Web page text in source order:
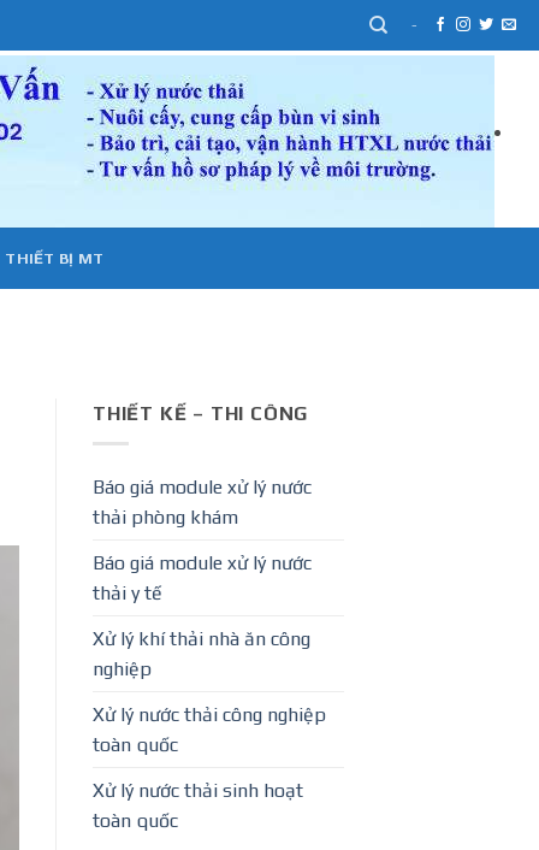
-
THIẾT BỊ MT
THIẾT KẾ – THI CÔNG
Báo giá module xử lý nước
thải phòng khám
Báo giá module xử lý nước
thải y tế
Xử lý khí thải nhà ăn công
nghiệp
Xử lý nước thải công nghiệp
toàn quốc
Xử lý nước thải sinh hoạt
toàn quốc